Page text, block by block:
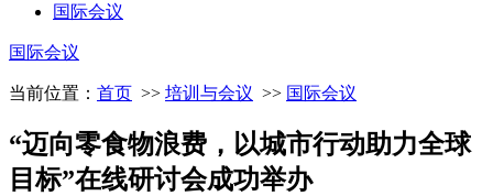
国际会议
国际会议
当前位置： 首页 >> 培训与会议 >> 国际会议
“迈向零食物浪费，以城市行动助力全球
目标”在线研讨会成功举办